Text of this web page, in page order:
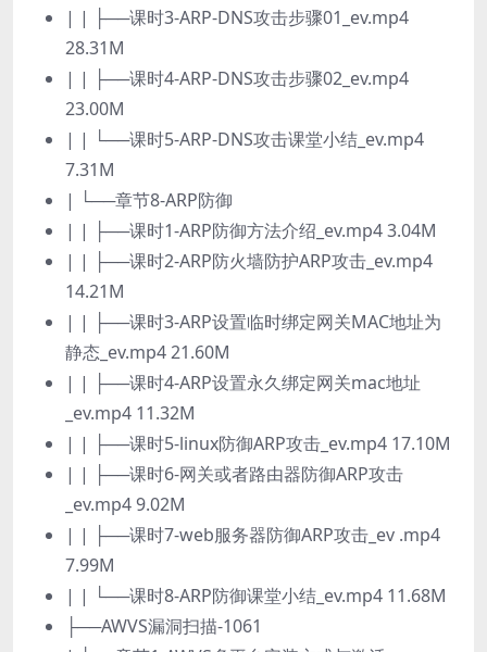
| | ├──课时3-ARP-DNS攻击步骤01_ev.mp4
28.31M
| | ├──课时4-ARP-DNS攻击步骤02_ev.mp4
23.00M
| | └──课时5-ARP-DNS攻击课堂小结_ev.mp4
7.31M
| └──章节8-ARP防御
| | ├──课时1-ARP防御方法介绍_ev.mp4 3.04M
| | ├──课时2-ARP防火墙防护ARP攻击_ev.mp4
14.21M
| | ├──课时3-ARP设置临时绑定网关MAC地址为
静态_ev.mp4 21.60M
| | ├──课时4-ARP设置永久绑定网关mac地址
_ev.mp4 11.32M
| | ├──课时5-linux防御ARP攻击_ev.mp4 17.10M
| | ├──课时6-网关或者路由器防御ARP攻击
_ev.mp4 9.02M
| | ├──课时7-web服务器防御ARP攻击_ev .mp4
7.99M
| | └──课时8-ARP防御课堂小结_ev.mp4 11.68M
├──AWVS漏洞扫描-1061